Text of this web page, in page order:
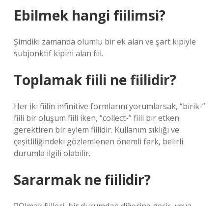
Ebilmek hangi fiilimsi?
Şimdiki zamanda olumlu bir ek alan ve şart kipiyle
subjonktif kipini alan fiil.
Toplamak fiili ne fiilidir?
Her iki fiilin infinitive formlarını yorumlarsak, “birik-”
fiili bir oluşum fiili iken, “collect-” fiili bir etken
gerektiren bir eylem fiilidir. Kullanım sıklığı ve
çeşitliliğindeki gözlemlenen önemli fark, belirli
durumla ilgili olabilir.
Sararmak ne fiilidir?